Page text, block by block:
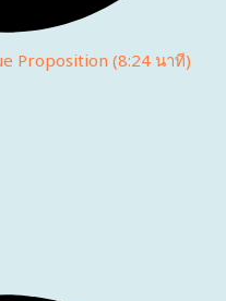
Proposition (8:24 นาที)